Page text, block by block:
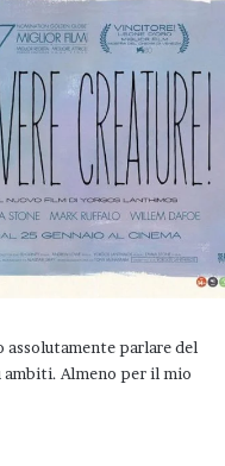
assolutamente parlare del
Almeno per il mio